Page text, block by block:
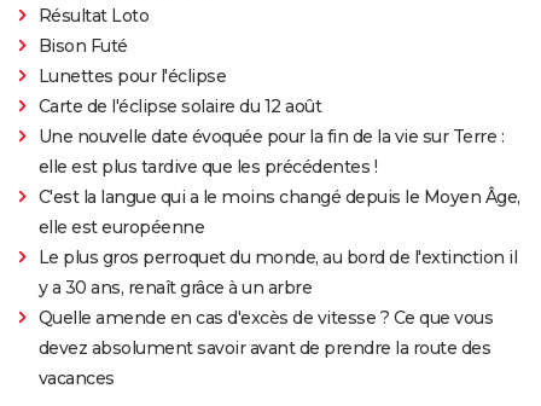
Résultat Loto
Bison Futé
Lunettes pour l'éclipse
Carte de l'éclipse solaire du 12 août
Une nouvelle date évoquée pour la fin de la vie sur Terre :
elle est plus tardive que les précédentes !
C'est la langue qui a le moins changé depuis le Moyen Âge,
elle est européenne
Le plus gros perroquet du monde, au bord de l'extinction il
y a 30 ans, renaît grâce à un arbre
Quelle amende en cas d'excès de vitesse ? Ce que vous
devez absolument savoir avant de prendre la route des
vacances